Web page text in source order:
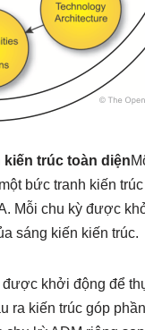
kiến trúc toàn diện
bức tranh kiến
Mỗi chu kỳ được
sáng kiến kiến trúc.
khởi động để
ra kiến trúc góp